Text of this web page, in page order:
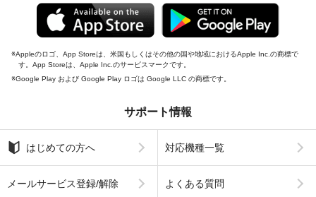
Appleのロゴ、App Storeは、米国もしくはその他の国や地域におけるApple Inc.の商標で
す。App Storeは、Apple Inc.のサービスマークです。
Google Play および Google Play ロゴは Google LLC の商標です。
サポート情報
はじめての方へ 対応機種一覧
メールサービス登録/解除 よくある質問